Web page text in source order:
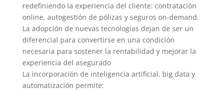
redefiniendo la experiencia del cliente: contratación
online, autogestión de pólizas y seguros on-demand.
La adopción de nuevas tecnologías dejan de ser un
diferencial para convertirse en una condición
necesaria para sostener la rentabilidad y mejorar la
experiencia del asegurado
La incorporación de inteligencia artificial, big data y
automatización permite: